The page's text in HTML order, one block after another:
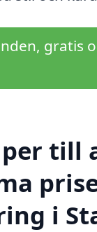
gratis
till
i